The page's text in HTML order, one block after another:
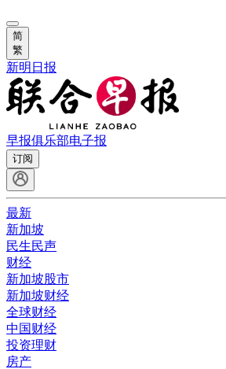
简
繁
新明日报
早报俱乐部电子报
订阅
最新
新加坡
民生民声
财经
新加坡股市
新加坡财经
全球财经
中国财经
投资理财
房产